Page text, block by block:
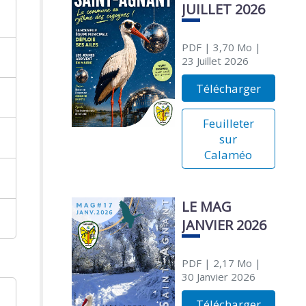
JUILLET 2026
PDF| 3,70 Mo |
23 Juillet 2026
Télécharger
Feuilleter
sur
Calaméo
LE MAG
JANVIER 2026
PDF| 2,17 Mo |
30 Janvier 2026